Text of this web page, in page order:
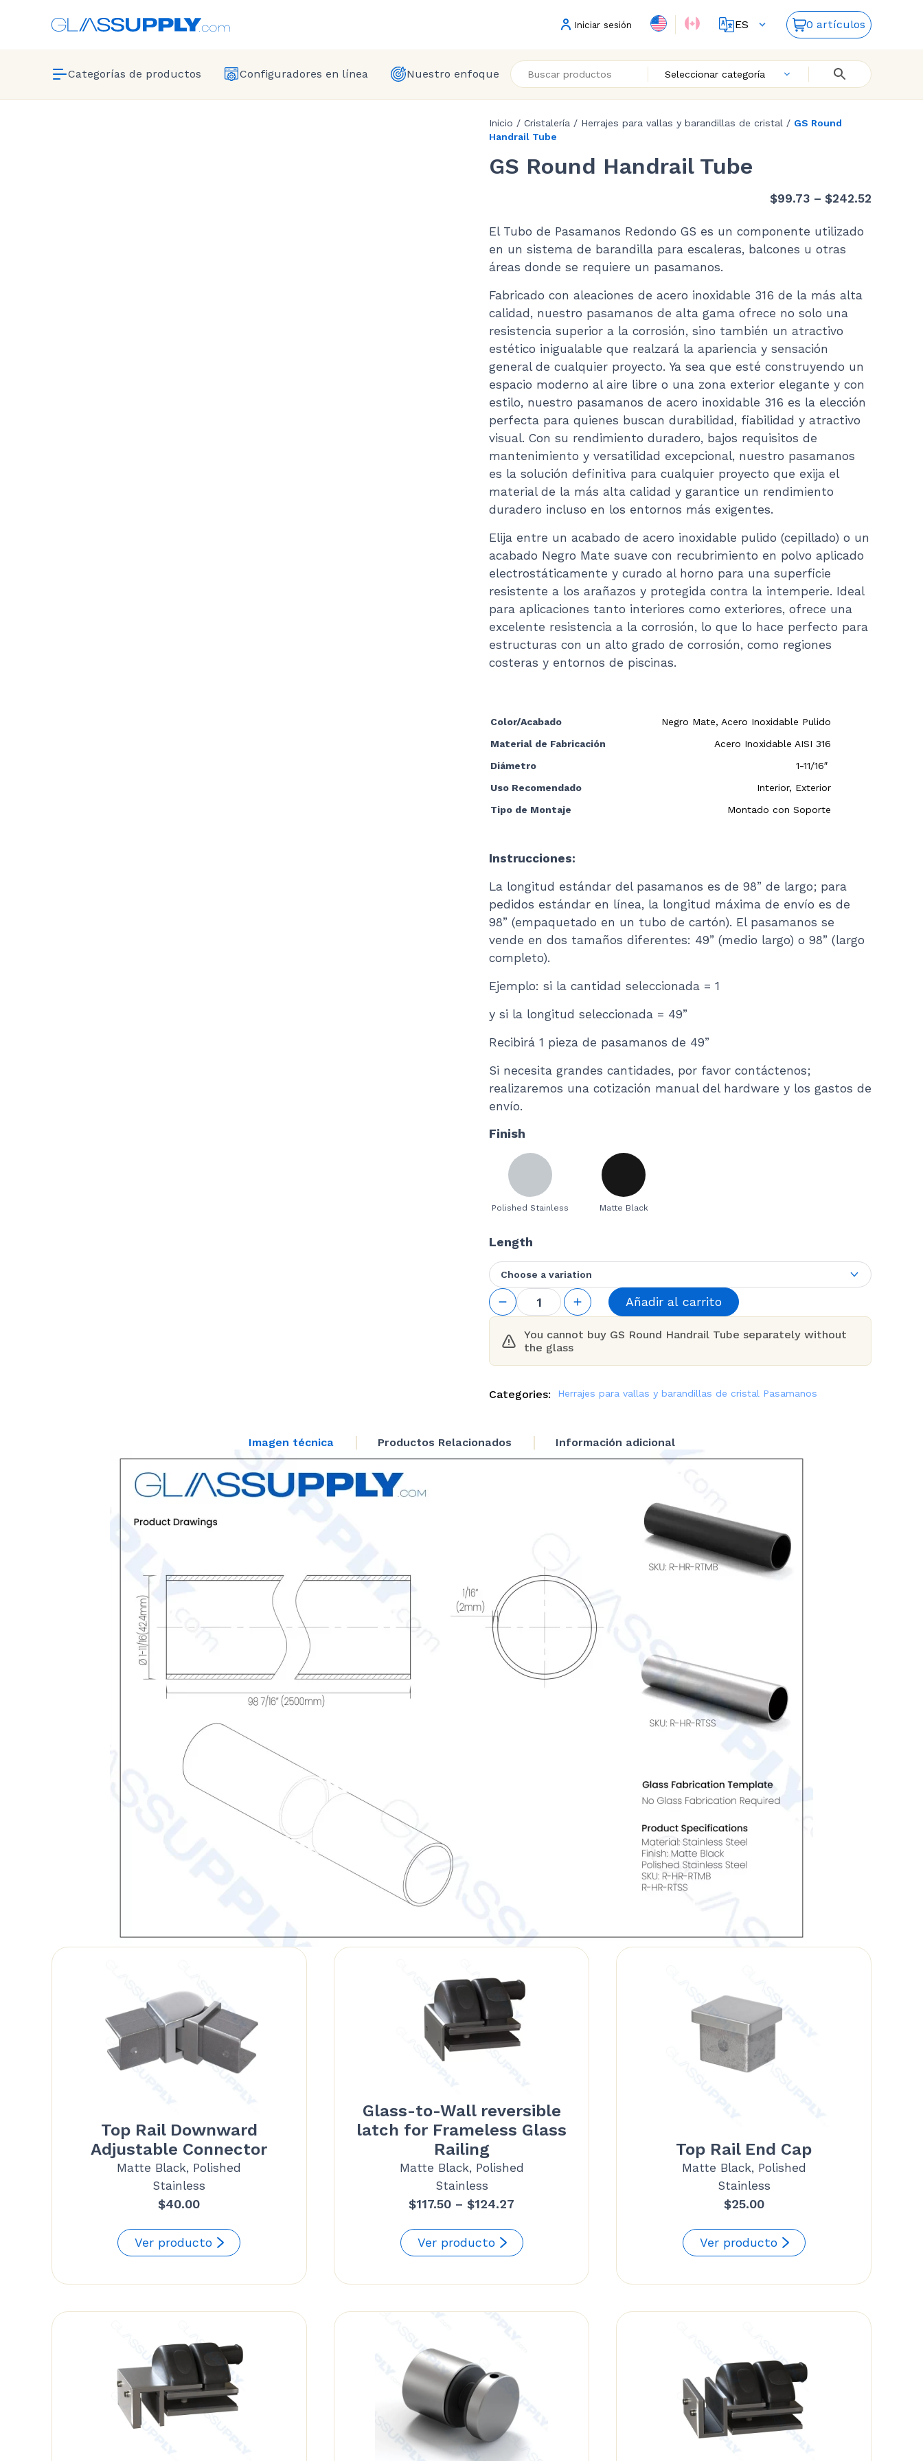
Iniciar sesión
ES
EN
0 artículos
Categorías de productos Configuradores en línea Nuestro enfoque Seleccionar categoría
Inicio / Cristalería / Herrajes para vallas y barandillas de cristal / GS Round
Handrail Tube
GS Round Handrail Tube
$99.73 – $242.52
El Tubo de Pasamanos Redondo GS es un componente utilizado
en un sistema de barandilla para escaleras, balcones u otras
áreas donde se requiere un pasamanos.
Fabricado con aleaciones de acero inoxidable 316 de la más alta
calidad, nuestro pasamanos de alta gama ofrece no solo una
resistencia superior a la corrosión, sino también un atractivo
estético inigualable que realzará la apariencia y sensación
general de cualquier proyecto. Ya sea que esté construyendo un
espacio moderno al aire libre o una zona exterior elegante y con
estilo, nuestro pasamanos de acero inoxidable 316 es la elección
perfecta para quienes buscan durabilidad, fiabilidad y atractivo
visual. Con su rendimiento duradero, bajos requisitos de
mantenimiento y versatilidad excepcional, nuestro pasamanos
es la solución definitiva para cualquier proyecto que exija el
material de la más alta calidad y garantice un rendimiento
duradero incluso en los entornos más exigentes.
Elija entre un acabado de acero inoxidable pulido (cepillado) o un
acabado Negro Mate suave con recubrimiento en polvo aplicado
electrostáticamente y curado al horno para una superficie
resistente a los arañazos y protegida contra la intemperie. Ideal
para aplicaciones tanto interiores como exteriores, ofrece una
excelente resistencia a la corrosión, lo que lo hace perfecto para
estructuras con un alto grado de corrosión, como regiones
costeras y entornos de piscinas.
Color/Acabado
Negro Mate, Acero Inoxidable Pulido
Material de Fabricación
Acero Inoxidable AISI 316
Diámetro
1-11/16″
Uso Recomendado
Interior, Exterior
Tipo de Montaje
Montado con Soporte
Instrucciones:
La longitud estándar del pasamanos es de 98” de largo; para
pedidos estándar en línea, la longitud máxima de envío es de
98” (empaquetado en un tubo de cartón). El pasamanos se
vende en dos tamaños diferentes: 49” (medio largo) o 98” (largo
completo).
Ejemplo: si la cantidad seleccionada = 1
y si la longitud seleccionada = 49”
Recibirá 1 pieza de pasamanos de 49”
Si necesita grandes cantidades, por favor contáctenos;
realizaremos una cotización manual del hardware y los gastos de
envío.
Finish
Polished Stainless Matte Black
Length
Choose a variation
GS
Round
Handrail
Tube
cantidad
Añadir al carrito
You cannot buy GS Round Handrail Tube separately without
the glass
Categories: Herrajes para vallas y barandillas de cristal Pasamanos
Imagen técnica Productos Relacionados Información adicional
Top Rail Downward
Adjustable Connector
Matte Black, Polished
Stainless
$40.00
Ver producto
Glass-to-Wall reversible
latch for Frameless Glass
Railing
Matte Black, Polished
Stainless
$117.50 – $124.27
$117.50
$124.27
Ver producto
Top Rail End Cap
Matte Black, Polished
Stainless
$25.00
Ver producto